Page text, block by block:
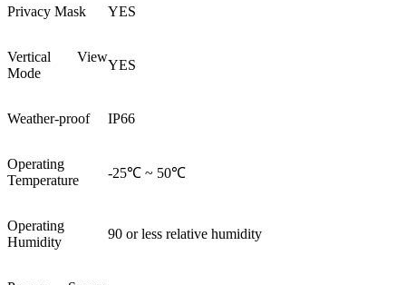
Privacy Mask YES
Vertical View
Mode
YES
Weather-proof IP66
Operating
Temperature
-25℃ ~ 50℃
Operating
Humidity
90 or less relative humidity